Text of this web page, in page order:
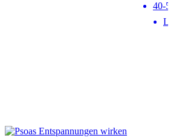
40-50 min
Level 1